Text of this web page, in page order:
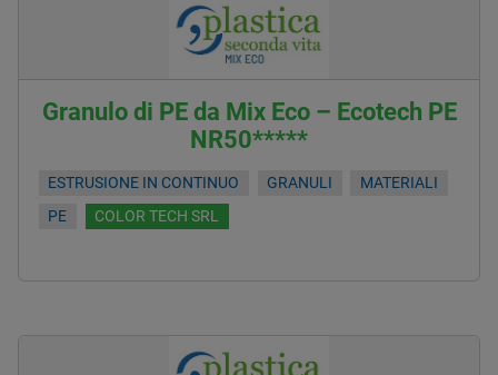
Granulo di PE da Mix Eco – Ecotech PE
NR50*****
ESTRUSIONE IN CONTINUO GRANULI
MATERIALI
PE
COLOR TECH SRL